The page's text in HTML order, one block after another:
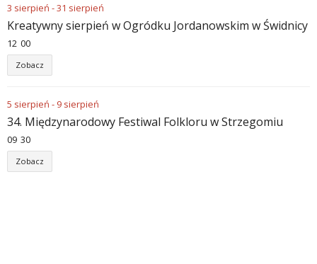
3 sierpień -31 sierpień
Kreatywny sierpień w Ogródku Jordanowskim w Świdnicy
12 00
Zobacz
5 sierpień - 9 sierpień
34. Międzynarodowy Festiwal Folkloru w Strzegomiu
09 30
Zobacz